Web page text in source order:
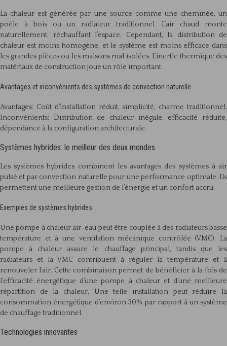
La chaleur est générée par une source comme une cheminée, un
poêle à bois ou un radiateur traditionnel. L’air chaud monte
naturellement, réchauffant l’espace. Cependant, la distribution de
chaleur est moins homogène, et le système est moins efficace dans
les grandes pièces ou les maisons mal isolées. L’inertie thermique des
matériaux de construction joue un rôle important.
Avantages et inconvénients des systèmes de convection naturelle
Avantages: Coût d’installation réduit, simplicité, charme traditionnel.
Inconvénients: Distribution de chaleur inégale, efficacité réduite,
dépendance à la configuration architecturale.
Systèmes hybrides: le meilleur des deux mondes
Les systèmes hybrides combinent les avantages des systèmes à air
pulsé et par convection naturelle pour une performance optimale. Ils
permettent une meilleure gestion de l’énergie et un confort accru.
Exemples de systèmes hybrides
Une pompe à chaleur air-eau peut être couplée à des radiateurs basse
température et à une ventilation mécanique contrôlée (VMC). La
pompe à chaleur assure le chauffage principal, tandis que les
radiateurs et la VMC contribuent à réguler la température et à
renouveler l’air. Cette combinaison permet de bénéficier à la fois de
l’efficacité énergétique d’une pompe à chaleur et d’une meilleure
répartition de la chaleur. Une telle installation peut réduire la
consommation énergétique d’environ 30% par rapport à un système
de chauffage traditionnel.
Technologies innovantes